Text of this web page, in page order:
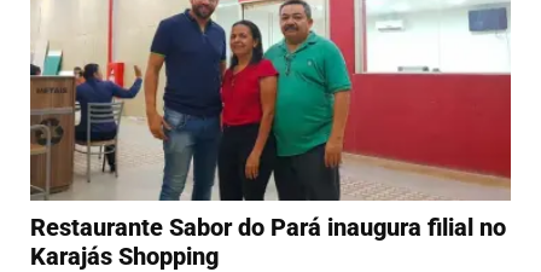
Restaurante Sabor do Pará inaugura filial no
Karajás Shopping